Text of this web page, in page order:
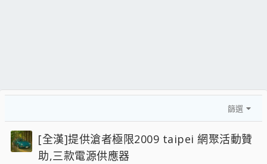
篩選
[全漢]提供滄者極限2009 taipei 網聚活動贊
助,三款電源供應器